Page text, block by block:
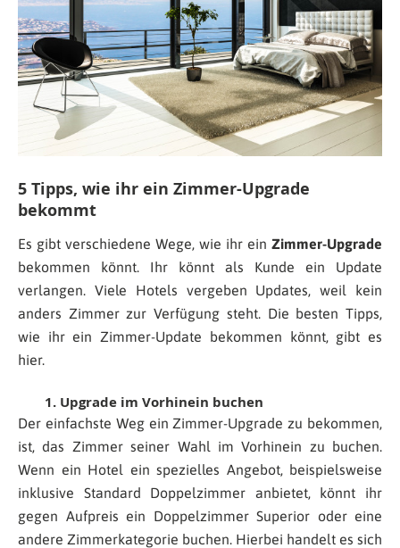
5 Tipps, wie ihr ein Zimmer-Upgrade
bekommt
Es gibt verschiedene Wege, wie ihr ein Zimmer-Upgrade
bekommen könnt. Ihr könnt als Kunde ein Update
verlangen. Viele Hotels vergeben Updates, weil kein
anders Zimmer zur Verfügung steht. Die besten Tipps,
wie ihr ein Zimmer-Update bekommen könnt, gibt es
hier.
1. Upgrade im Vorhinein buchen
Der einfachste Weg ein Zimmer-Upgrade zu bekommen,
ist, das Zimmer seiner Wahl im Vorhinein zu buchen.
Wenn ein Hotel ein spezielles Angebot, beispielsweise
inklusive Standard Doppelzimmer anbietet, könnt ihr
gegen Aufpreis ein Doppelzimmer Superior oder eine
andere Zimmerkategorie buchen. Hierbei handelt es sich